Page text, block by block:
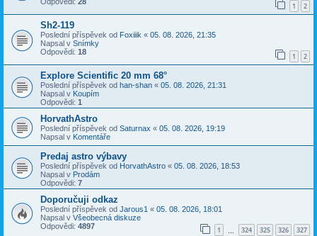
Odpovědi: 28 1 2
Sh2-119
Poslední příspěvek od Foxiiik « 05. 08. 2026, 21:35
Napsal v Snímky
Odpovědi: 18 1 2
Explore Scientific 20 mm 68°
Poslední příspěvek od han-shan « 05. 08. 2026, 21:31
Napsal v Koupím
Odpovědi: 1
HorvathAstro
Poslední příspěvek od Saturnax « 05. 08. 2026, 19:19
Napsal v Komentáře
Predaj astro výbavy
Poslední příspěvek od HorvathAstro « 05. 08. 2026, 18:53
Napsal v Prodám
Odpovědi: 7
Doporučuji odkaz
Poslední příspěvek od Jarous1 « 05. 08. 2026, 18:01
Napsal v Všeobecná diskuze
Odpovědi: 4897 1 324 325 326 327